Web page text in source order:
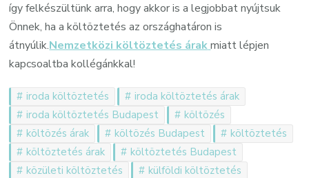
így felkészültünk arra, hogy akkor is a legjobbat nyújtsuk
Önnek, ha a költöztetés az országhatáron is
átnyúlik.Nemzetközi költöztetés árak miatt lépjen
kapcsoaltba kollégánkkal!
iroda költöztetés
iroda költöztetés árak
iroda költöztetés Budapest
költözés
költözés árak
költözés Budapest
költöztetés
költöztetés árak
költöztetés Budapest
közületi költöztetés
külföldi költöztetés